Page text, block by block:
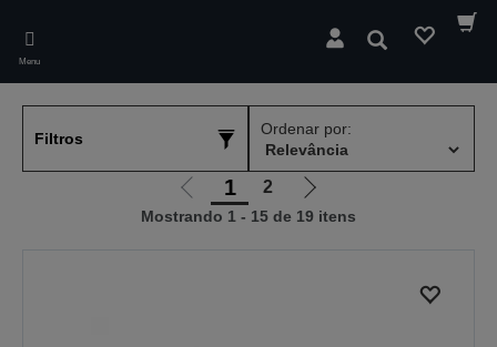
main
content
Menu
Pesquisar
Filtros
Ordenar por:
Ir
para
1 2
Ir
para
Mostrando 1 - 15 de 19 itens